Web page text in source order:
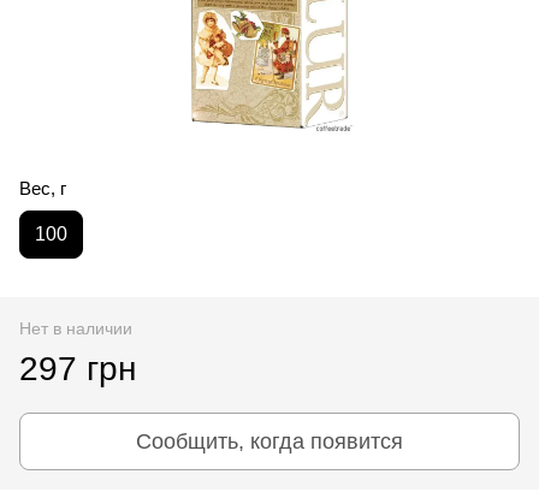
Вес, г
100
Нет в наличии
297 грн
Сообщить, когда появится